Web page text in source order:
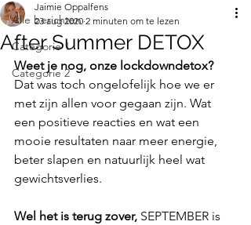
Alle berichten
Categorie 1
Categorie 2
After Summer DETOX
Jaimie Oppalfens
23 aug 2020 2 minuten om te lezen
Weet je nog, onze lockdowndetox?
Dat was toch ongelofelijk hoe we er
met zijn allen voor gegaan zijn. Wat
een positieve reacties en wat een
mooie resultaten naar meer energie,
beter slapen en natuurlijk heel wat
gewichtsverlies.
Wel het is terug zover, SEPTEMBER is